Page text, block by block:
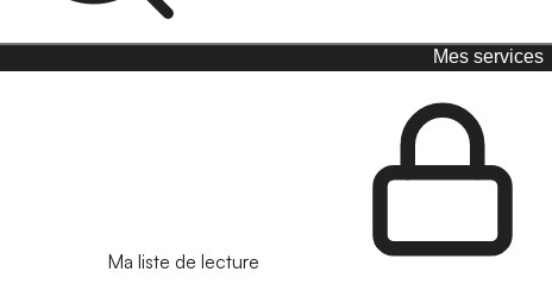
Mes services
Ma liste de lecture